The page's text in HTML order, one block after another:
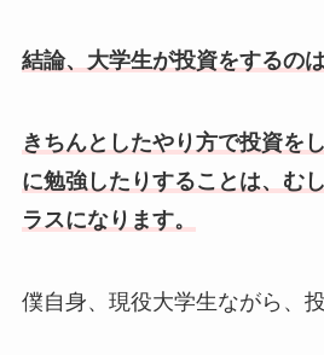
結論、大学生が投資をするの
きちんとしたやり方で投資を
に勉強したりすることは、む
ラスになります。
僕自身、現役大学生ながら、